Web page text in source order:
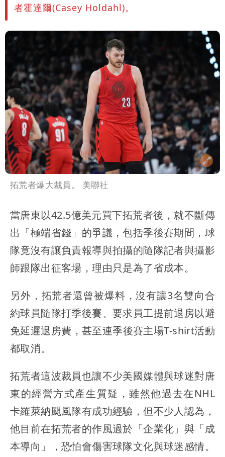
者霍達爾(Casey Holdahl)。
拓荒者爆大裁員。 美聯社
當唐東以42.5億美元買下拓荒者後，就不斷傳
出「極端省錢」的爭議，包括季後賽期間，球
隊竟沒有讓負責報導與拍攝的隨隊記者與攝影
師跟隊出征客場，理由只是為了省成本。
另外，拓荒者還曾被爆料，沒有讓3名雙向合
約球員隨隊打季後賽、要求員工提前退房以避
免延遲退房費，甚至連季後賽主場T-shirt活動
都取消。
拓荒者這波裁員也讓不少美國媒體與球迷對唐
東的經營方式產生質疑，雖然他過去在NHL
卡羅萊納颶風隊有成功經驗，但不少人認為，
他目前在拓荒者的作風過於「企業化」與「成
本導向」，恐怕會傷害球隊文化與球迷感情。